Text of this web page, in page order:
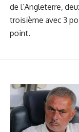
de l’Angleterre,
troisième avec 3
point.